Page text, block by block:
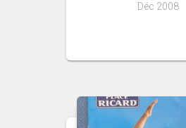
Déc 2008